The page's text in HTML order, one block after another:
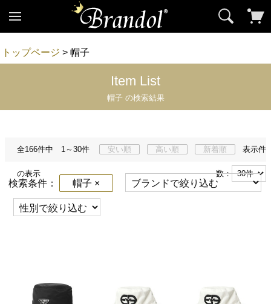
トップページ > 帽子
Item List
帽子 の検索結果
全166件中 1～30件
の表示
安い順 高い順 新着順 表示件
数：
検索条件： 帽子 ×